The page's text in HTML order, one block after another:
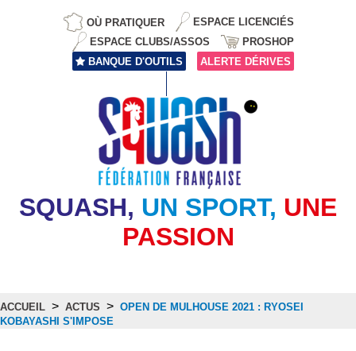
OÙ PRATIQUER
ESPACE LICENCIÉS
ESPACE CLUBS/ASSOS
PROSHOP
BANQUE D'OUTILS
ALERTE DÉRIVES
SQUASH, UN SPORT, UNE
PASSION
ACCUEIL > ACTUS > OPEN DE MULHOUSE 2021 : RYOSEI
KOBAYASHI S'IMPOSE